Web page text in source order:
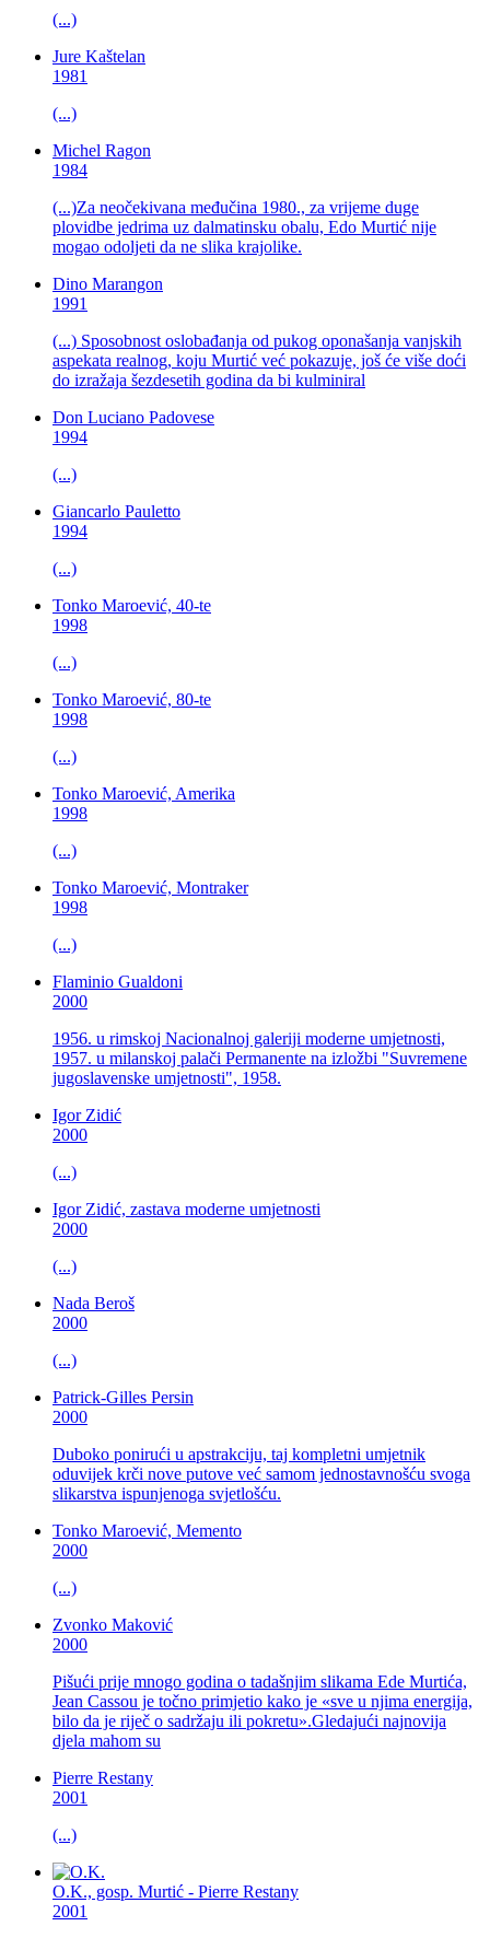
(...)
Jure Kaštelan
1981
(...)
Michel Ragon
1984
(...)Za neočekivana međučina 1980., za vrijeme duge
plovidbe jedrima uz dalmatinsku obalu, Edo Murtić nije
mogao odoljeti da ne slika krajolike.
Dino Marangon
1991
(...) Sposobnost oslobađanja od pukog oponašanja vanjskih
aspekata realnog, koju Murtić već pokazuje, još će više doći
do izražaja šezdesetih godina da bi kulminiral
Don Luciano Padovese
1994
(...)
Giancarlo Pauletto
1994
(...)
Tonko Maroević, 40-te
1998
(...)
Tonko Maroević, 80-te
1998
(...)
Tonko Maroević, Amerika
1998
(...)
Tonko Maroević, Montraker
1998
(...)
Flaminio Gualdoni
2000
1956. u rimskoj Nacionalnoj galeriji moderne umjetnosti,
1957. u milanskoj palači Permanente na izložbi "Suvremene
jugoslavenske umjetnosti", 1958.
Igor Zidić
2000
(...)
Igor Zidić, zastava moderne umjetnosti
2000
(...)
Nada Beroš
2000
(...)
Patrick-Gilles Persin
2000
Duboko ponirući u apstrakciju, taj kompletni umjetnik
oduvijek krči nove putove već samom jednostavnošću svoga
slikarstva ispunjenoga svjetlošću.
Tonko Maroević, Memento
2000
(...)
Zvonko Maković
2000
Pišući prije mnogo godina o tadašnjim slikama Ede Murtića,
Jean Cassou je točno primjetio kako je «sve u njima energija,
bilo da je riječ o sadržaju ili pokretu».Gledajući najnovija
djela mahom su
Pierre Restany
2001
(...)
O.K., gosp. Murtić - Pierre Restany
2001